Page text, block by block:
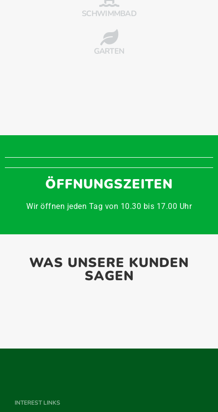
SCHWIMMBAD
GARTEN
ÖFFNUNGSZEITEN
Wir öffnen jeden Tag von 10.30 bis 17.00 Uhr
WAS UNSERE KUNDEN
SAGEN
INTEREST LINKS